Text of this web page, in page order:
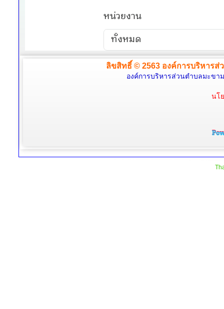
ลิขสิทธิ์ © 2563 องค์การบริหาร
องค์การบริหารส่วนตำบลมะขา
นโ